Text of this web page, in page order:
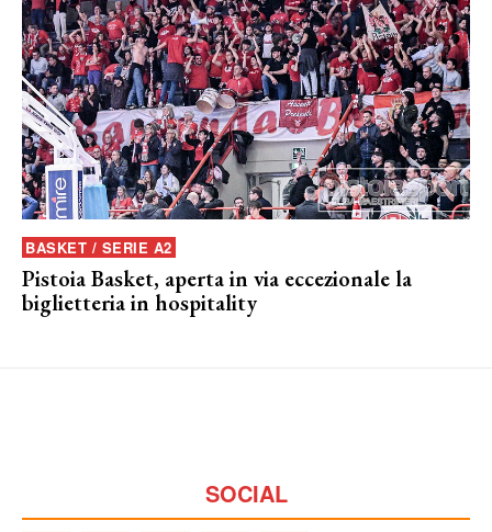
BASKET / SERIE A2
Pistoia Basket, aperta in via eccezionale la
biglietteria in hospitality
SOCIAL